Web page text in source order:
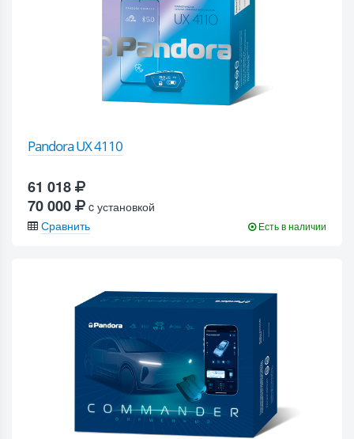
Pandora UX 4110
61 018
70 000
c установкой
Сравнить
Есть в наличии